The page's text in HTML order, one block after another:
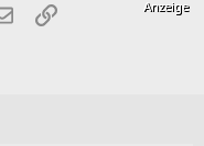
E-MailLink